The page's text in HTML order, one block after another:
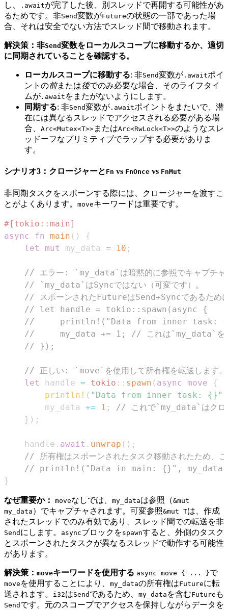
し、
.awaitが完了した後、別スレッドで再開する可能性があ
るためです。非Send変数がFutureの状態の一部であった場
合、それは安全でない方法でスレッド間で移動されます。
解決策：非Send 変数をローカルスコープに移動するか、適切
に同期されていることを確認する。
ローカルスコープに移動する: 非Send変数が .awaitポイ
ントの前または後でのみ必要な場合、そのライフタイ
ムが .await をまたがないようにします。
同期する: 非Send変数が .awaitポイントをまたいで、潜
在には異なるスレッドでアクセスされる必要がある場
合、 Arc<Mutex<T>> またはArc<RwLock<T>>のようなスレ
ッドーフなプリミティブでラップする必要がありま
す。
シナリオ3：クロージャーと Fn vs FnOnce vs FnMut
非同期タスクをスポーンする際には、クロージャーを渡すこ
とがよくあります。 moveキーワードは重要です。
#[tokio::main]
async
fn main ( )
{
let
mut my_data = 10 ;
// エラー: `my_data`は暗黙的に参照でキャプチャ
// `my_data`はSyncではない（可変です）。
// スポーンされたFutureはSend+Syncであるため
// let handle = tokio::spawn(async {
//     println!("Data from inner task:
//     my_data += 1; // これは`my_data`を
// });
// 正しい: `move`を使用して所有権を転送します。
let
handle = tokio :: spawn ( async move
{
println! ( "Data from inner task: {}"
        my_data
+= 1 ;
// これで`my_data`はクロ
} ) ;
    handle
. await . unwrap ( ) ;
// 所有権はスポーンされたタスク移動されたため、
// println!("Data in main: {}",
}
なぜ重要か： moveなしでは、 my_dataは参照（&mut
my_data ）でキャプチャされます。可変参照&mut Tは、作成
されたスレッドでのみ有効であり、スレッド間での転送を非
Send にします。 asyncブロックをspawnすると、外側のタスク
とスポーンされたタスクが異なるスレッドで動作する可能性
があります。
解決策： moveキーワードを使用する async move { ... }で
move を使用することにより、 my_dataの所有権はFutureに転
送されます。
i32はSend であるため、 my_data を含むFuture も
Send です。元のスコープでアクセスを保持しながらデータを